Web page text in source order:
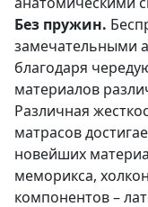
Без пружин.
замечательными
благодаря
материалов
Различная
матрасов
новейших
меморикса,
компонентов –